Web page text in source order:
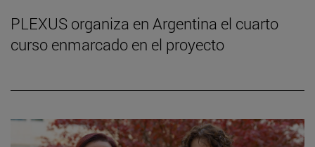
PLEXUS organiza en Argentina el cuarto
curso enmarcado en el proyecto